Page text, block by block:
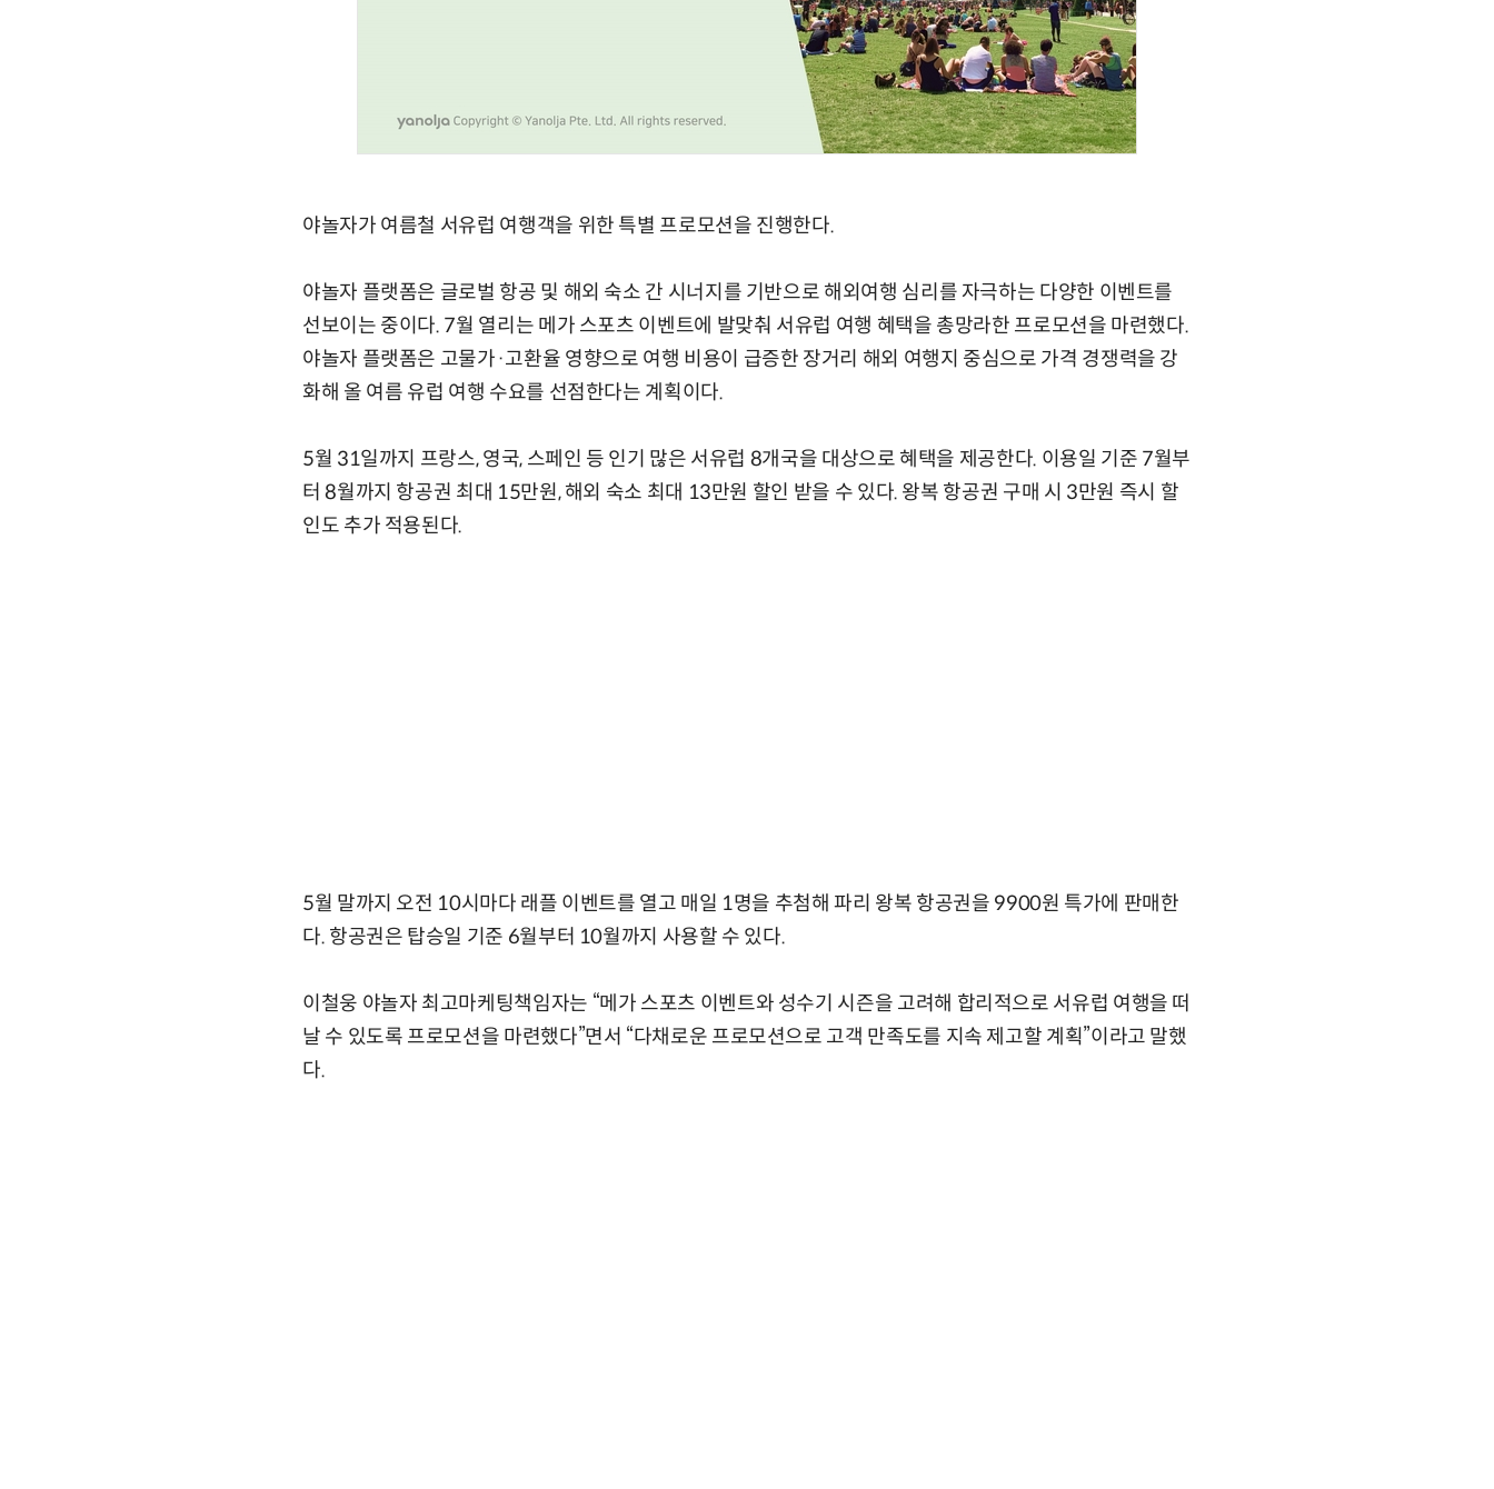
야놀자가 여름철 서유럽 여행객을 위한 특별 프로모션을 진행한다.
야놀자 플랫폼은 글로벌 항공 및 해외 숙소 간 시너지를 기반으로 해외여행 심리를 자극하는 다양한 이벤트를
선보이는 중이다. 7월 열리는 메가 스포츠 이벤트에 발맞춰 서유럽 여행 혜택을 총망라한 프로모션을 마련했다.
야놀자 플랫폼은 고물가·고환율 영향으로 여행 비용이 급증한 장거리 해외 여행지 중심으로 가격 경쟁력을 강
화해 올 여름 유럽 여행 수요를 선점한다는 계획이다.
5월 31일까지 프랑스, 영국, 스페인 등 인기 많은 서유럽 8개국을 대상으로 혜택을 제공한다. 이용일 기준 7월부
터 8월까지 항공권 최대 15만원, 해외 숙소 최대 13만원 할인 받을 수 있다. 왕복 항공권 구매 시 3만원 즉시 할
인도 추가 적용된다.
5월 말까지 오전 10시마다 래플 이벤트를 열고 매일 1명을 추첨해 파리 왕복 항공권을 9900원 특가에 판매한
다. 항공권은 탑승일 기준 6월부터 10월까지 사용할 수 있다.
이철웅 야놀자 최고마케팅책임자는 “메가 스포츠 이벤트와 성수기 시즌을 고려해 합리적으로 서유럽 여행을 떠
날 수 있도록 프로모션을 마련했다”면서 “다채로운 프로모션으로 고객 만족도를 지속 제고할 계획”이라고 말했
다.